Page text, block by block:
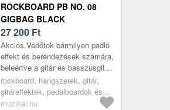
ROCKBOARD PB NO. 08
GIGBAG BLACK
27 200 Ft
Akciós.Védőtok bármilyen padló
effekt és berendezések számára,
beleértve a gitár és basszusgitár
multieffekt pedálokat és
modulációs erősítőket vagy a
Loo...
rockboard, hangszerek, gitár,
gitáreffektek, pedalboardok és
effekt tokok, black
muziker.hu